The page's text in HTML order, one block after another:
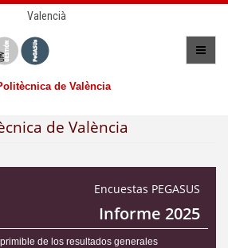
Valencià
de València
de València
Encuestas PEGASUS
Informe 2025
de los resultados generales